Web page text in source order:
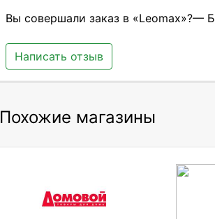
Вы совершали заказ в «Leomax»?—
Написать отзыв
Похожие магазины